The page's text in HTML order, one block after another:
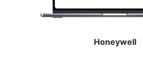
Honeywell